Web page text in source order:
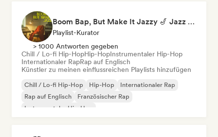
Boom Bap, But Make It Jazzy 🎷 Jazz Rap, Underground & Conscious Hip-Hop
Playlist-Kurator
> 1000 Antworten gegeben
Chill / Lo-fi Hip-HopHip-HopInstrumentaler Hip-Hop
Internationaler RapRap auf Englisch
Künstler zu meinen einflussreichen Playlists hinzufügen
Chill / Lo-fi Hip-Hop Hip-Hop
Internationaler Rap
Rap auf Englisch
Französischer Rap
Instrumentaler Hip-Hop